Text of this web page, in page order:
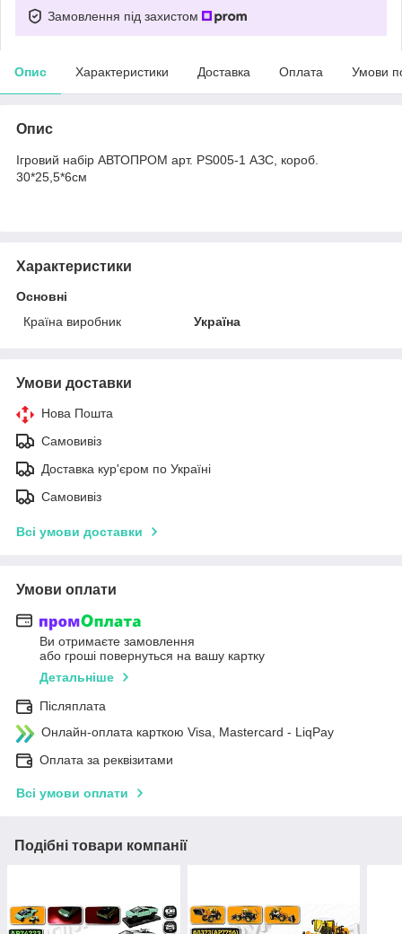
Замовлення під захистом
Опис Характеристики Доставка Оплата Умови
Опис
Ігровий набір АВТОПРОМ арт. PS005-1 АЗС, короб.
30*25,5*6см
Характеристики
Основні
Країна виробник
Україна
Умови доставки
Нова Пошта
Самовивіз
Доставка кур'єром по Україні
Самовивіз
Всі умови доставки
Умови оплати
Ви отримаєте замовлення
або гроші повернуться на вашу картку
Детальніше
Післяплата
Онлайн-оплата карткою Visa, Mastercard - LiqPay
Оплата за реквізитами
Всі умови оплати
Подібні товари компанії